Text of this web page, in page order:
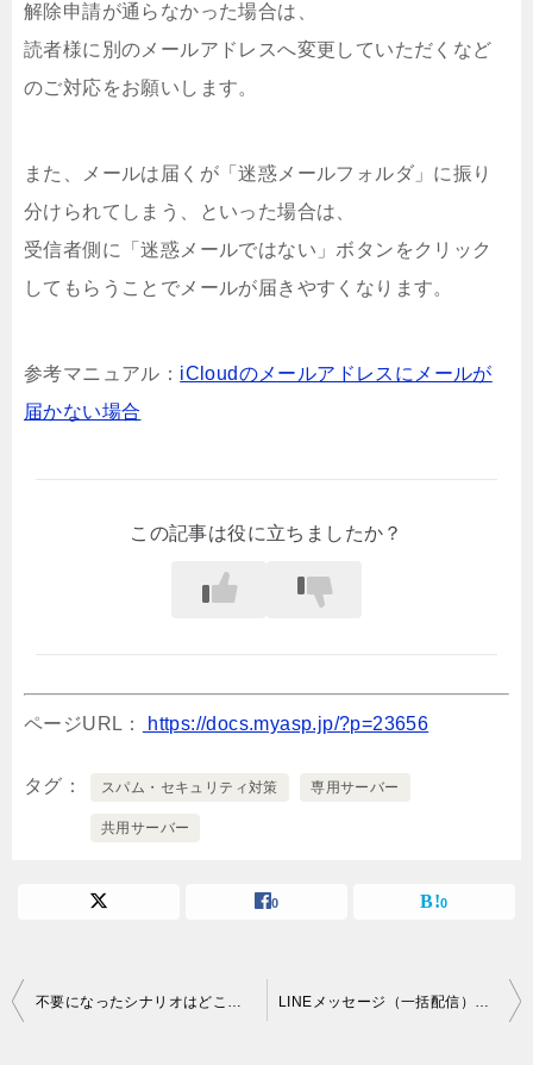
解除申請が通らなかった場合は、
読者様に別のメールアドレスへ変更していただくなど
のご対応をお願いします。
また、メールは届くが「迷惑メールフォルダ」に振り
分けられてしまう、といった場合は、
受信者側に「迷惑メールではない」ボタンをクリック
してもらうことでメールが届きやすくなります。
参考マニュアル： iCloudのメールアドレスにメールが
届かない場合
この記事は役に立ちましたか？
ページURL： https://docs.myasp.jp/?p=23656
タグ スパム・セキュリティ対策 専用サーバー
共用サーバー
0 0
投
不要になったシナリオはどこから削除できますか？ LINEメッセージ（一括配信）の配信予定日までに登録された友だちは、メッセージの配信対象になりますか？